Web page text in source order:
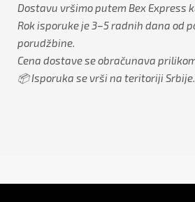
Dostavu vršimo putem Bex Express
Rok isporuke je 3–5 radnih dana od
porudžbine.
Cena dostave se obračunava
📦 Isporuka se vrši na teritoriji Srbije.